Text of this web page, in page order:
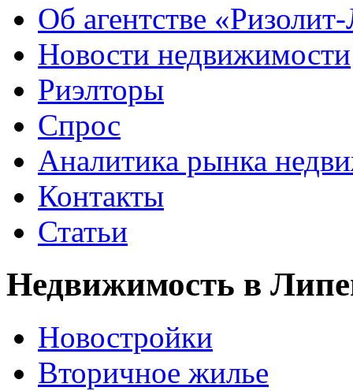
Об агентстве
Новости недвижимости
Риэлторы
Спрос
Аналитика рынка
Контакты
Статьи
Недвижимость в
Новостройки
Вторичное жилье